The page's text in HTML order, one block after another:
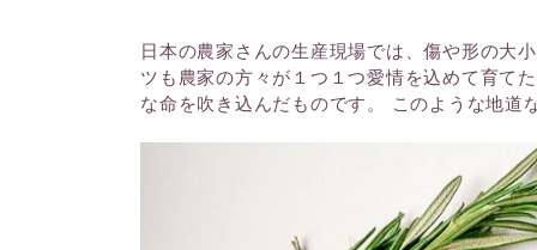
日本の農家さんの生産現場では、傷や形の大
ツも農家の方々が１つ１つ愛情を込めて育て
な命を吹き込んだものです。 このような地